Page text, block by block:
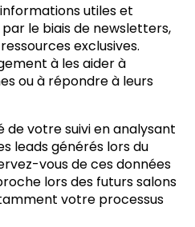
utiles et
le biais de newsletters,
exclusives.
à les aider à
ou à répondre à leurs
de votre suivi en analysant
leads générés lors du
vous de ces données
lors des futurs salons
votre processus